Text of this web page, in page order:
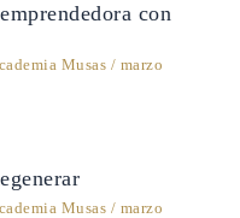
con
Musas / marzo
Musas / marzo